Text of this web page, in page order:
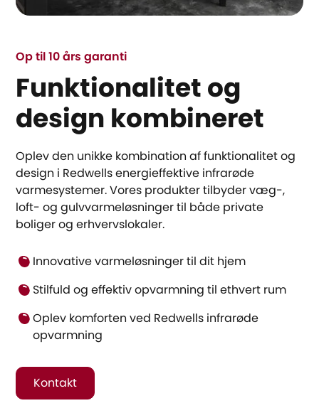
Op til 10 års garanti
Funktionalitet og
design kombineret
Oplev den unikke kombination af funktionalitet og
design i Redwells energieffektive infrarøde
varmesystemer. Vores produkter tilbyder væg-,
loft- og gulvvarmeløsninger til både private
boliger og erhvervslokaler.
Innovative varmeløsninger til dit hjem
Stilfuld og effektiv opvarmning til ethvert rum
Oplev komforten ved Redwells infrarøde
opvarmning
Kontakt